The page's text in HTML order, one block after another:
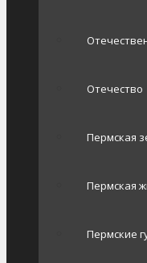
Отечество
Пермская
Пермская
Пермские